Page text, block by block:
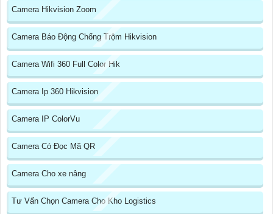
Camera Hikvision Zoom
Camera Báo Động Chống Trộm Hikvision
Camera Wifi 360 Full Color Hik
Camera Ip 360 Hikvision
Camera IP ColorVu
Camera Có Đọc Mã QR
Camera Cho xe nâng
Tư Vấn Chọn Camera Cho Kho Logistics